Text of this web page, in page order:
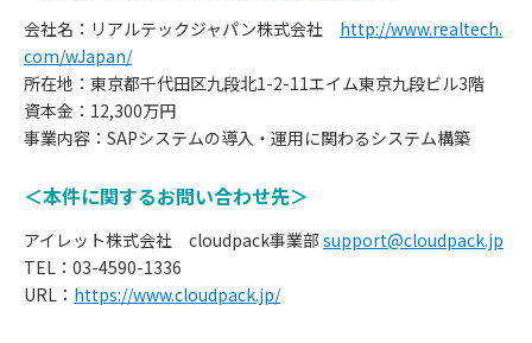
会社名：リアルテックジャパン株式会社 http://www.realtech.
com/wJapan/
所在地：東京都千代田区九段北1-2-11エイム東京九段ビル3階
資本金：12,300万円
事業内容：SAPシステムの導入・運用に関わるシステム構築
＜本件に関するお問い合わせ先＞
アイレット株式会社 cloudpack事業部 support@cloudpack.jp
TEL：03-4590-1336
URL： https://www.cloudpack.jp/
お
ら